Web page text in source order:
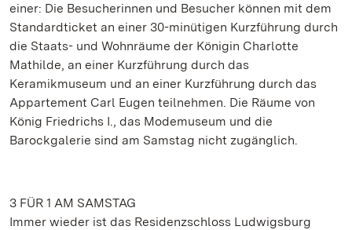
einer: Die Besucherinnen und Besucher können mit dem
Standardticket an einer 30-minütigen Kurzführung durch
die Staats- und Wohnräume der Königin Charlotte
Mathilde, an einer Kurzführung durch das
Keramikmuseum und an einer Kurzführung durch das
Appartement Carl Eugen teilnehmen. Die Räume von
König Friedrichs I., das Modemuseum und die
Barockgalerie sind am Samstag nicht zugänglich.
3 FÜR 1 AM SAMSTAG
Immer wieder ist das Residenzschloss Ludwigsburg